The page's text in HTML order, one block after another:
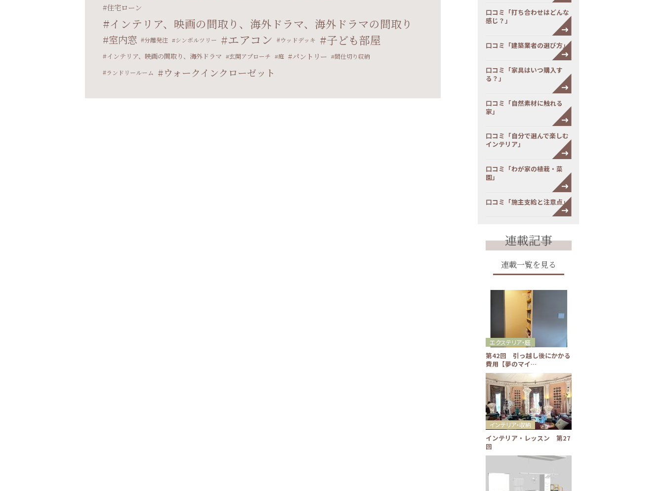
住宅ローン
インテリア、映画の間取り、海外ドラマ、海外ドラマの間取り
室内窓 分離発注 シンボルツリー エアコン ウッドデッキ 子ども部屋
インテリア、映画の間取り、海外ドラマ 玄関アプローチ 庭 パントリー
間仕切り収納
ランドリールーム
ウォークインクローゼット
口コミ「打ち合わせはどんな
感じ？」
口コミ「建築業者の選び方」
口コミ「家具はいつ購入す
る？」
口コミ「自然素材に触れる
家」
口コミ「自分で選んで楽しむ
インテリア」
口コミ「わが家の植栽・菜
園」
口コミ「施主支給と注意点」
連載記事
連載一覧を見る
第42回 引っ越し後にかかる
費用【夢のマイ…
エクステリア・庭
インテリア・レッスン 第27
回
インテリア・収納